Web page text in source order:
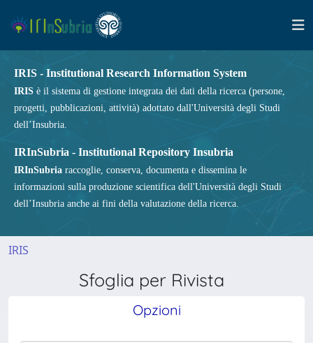
IRIS - Institutional Research Information System
IRIS è il sistema di gestione integrata dei dati della ricerca (persone,
progetti, pubblicazioni, attività) adottato dall'Università degli Studi
dell’Insubria.
IRInSubria - Institutional Repository Insubria
IRInSubria raccoglie, conserva, documenta e dissemina le
informazioni sulla produzione scientifica dell'Università degli Studi
dell’Insubria anche ai fini della valutazione della ricerca.
IRIS
Sfoglia per Rivista
Opzioni